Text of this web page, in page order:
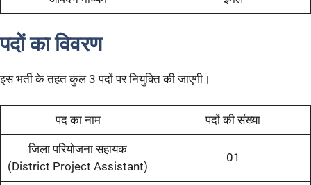
पदों का विवरण
इस भर्ती के तहत कुल 3 पदों पर नियुक्ति की जाएगी।
पद का नाम पदों की संख्या
जिला परियोजना सहायक
(District Project Assistant)
01